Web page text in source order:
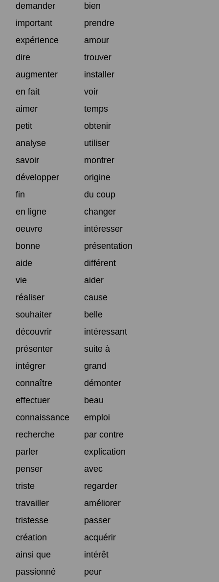
demander
bien
important
prendre
expérience
amour
dire
trouver
augmenter
installer
en fait
voir
aimer
temps
petit
obtenir
analyse
utiliser
savoir
montrer
développer
origine
fin
du coup
en ligne
changer
oeuvre
intéresser
bonne
présentation
aide
différent
vie
aider
réaliser
cause
souhaiter
belle
découvrir
intéressant
présenter
suite à
intégrer
grand
connaître
démonter
effectuer
beau
connaissance
emploi
recherche
par contre
parler
explication
penser
avec
triste
regarder
travailler
améliorer
tristesse
passer
création
acquérir
ainsi que
intérêt
passionné
peur